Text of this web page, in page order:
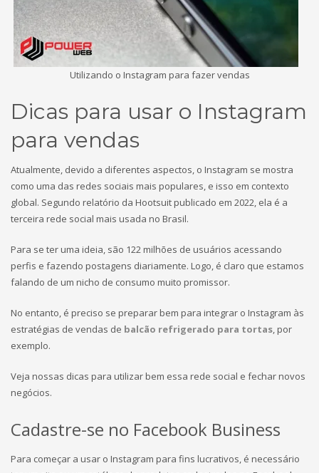
Utilizando o Instagram para fazer vendas
Dicas para usar o Instagram
para vendas
Atualmente, devido a diferentes aspectos, o Instagram se mostra
como uma das redes sociais mais populares, e isso em contexto
global. Segundo relatório da Hootsuit publicado em 2022, ela é a
terceira rede social mais usada no Brasil.
Para se ter uma ideia, são 122 milhões de usuários acessando
perfis e fazendo postagens diariamente. Logo, é claro que estamos
falando de um nicho de consumo muito promissor.
No entanto, é preciso se preparar bem para integrar o Instagram às
estratégias de vendas de balcão refrigerado para tortas, por
exemplo.
Veja nossas dicas para utilizar bem essa rede social e fechar novos
negócios.
Cadastre-se no Facebook Business
Para começar a usar o Instagram para fins lucrativos, é necessário